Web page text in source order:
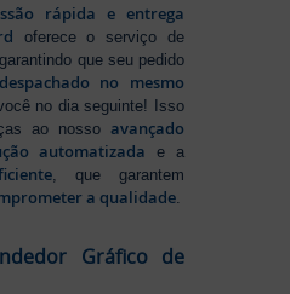
rápida e entrega
oferece o serviço de
garantindo que seu pedido
no mesmo
no dia seguinte! Isso
ao nosso avançado
automatizada e a
, que garantem
a qualidade
Gráfico de